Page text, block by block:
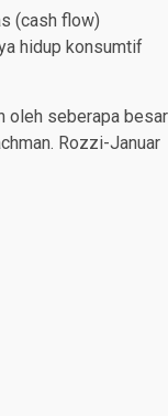
(cash flow)
hidup konsumtif
oleh seberapa besar
Rozzi-Januar